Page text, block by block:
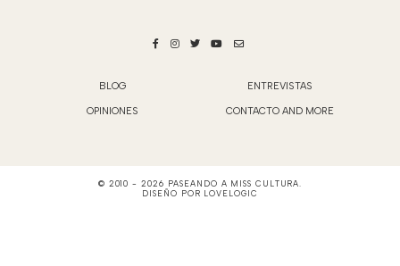
BLOG ENTREVISTAS
OPINIONES CONTACTO AND MORE
© 2010 - 2026 PASEANDO A MISS CULTURA
DISEÑO POR LOVELOGIC